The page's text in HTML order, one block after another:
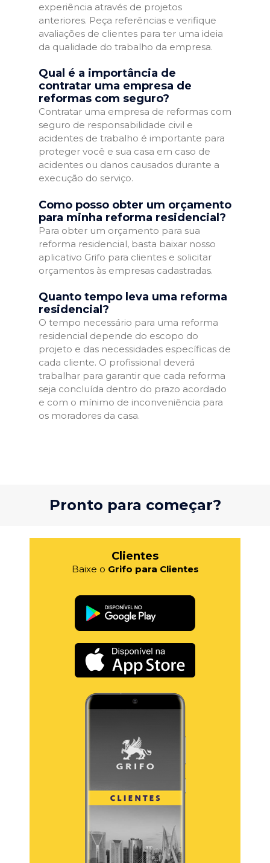
experiência através de projetos
anteriores. Peça referências e verifique
avaliações de clientes para ter uma ideia
da qualidade do trabalho da empresa.
Qual é a importância de
contratar uma empresa de
reformas com seguro?
Contratar uma empresa de reformas com
seguro de responsabilidade civil e
acidentes de trabalho é importante para
proteger você e sua casa em caso de
acidentes ou danos causados durante a
execução do serviço.
Como posso obter um orçamento
para minha reforma residencial?
Para obter um orçamento para sua
reforma residencial, basta baixar nosso
aplicativo Grifo para clientes e solicitar
orçamentos às empresas cadastradas.
Quanto tempo leva uma reforma
residencial?
O tempo necessário para uma reforma
residencial depende do escopo do
projeto e das necessidades específicas de
cada cliente. O profissional deverá
trabalhar para garantir que cada reforma
seja concluída dentro do prazo acordado
e com o mínimo de inconveniência para
os moradores da casa.
Pronto para começar?
Clientes
Baixe o Grifo para Clientes